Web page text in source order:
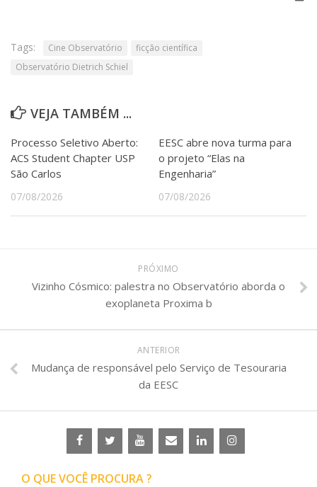
Tags: Cine Observatório
ficção científica
Observatório Dietrich Schiel
VEJA TAMBÉM ...
Processo Seletivo Aberto:
ACS Student Chapter USP
São Carlos
07/08/2026
EESC abre nova turma para
o projeto “Elas na
Engenharia”
07/08/2026
PRÓXIMO
Vizinho Cósmico: palestra no Observatório aborda o
exoplaneta Proxima b
ANTERIOR
Mudança de responsável pelo Serviço de Tesouraria
da EESC
O QUE VOCÊ PROCURA ?